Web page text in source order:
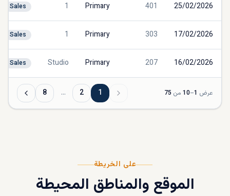
25/02/2026
401
Primary
1
Sales
17/02/2026
303
Primary
1
Sales
16/02/2026
207
Primary
Studio
Sales
عرض 1
–
10 من 75
1
2
…
8
على الخريطة
الموقع والمناطق المحيطة